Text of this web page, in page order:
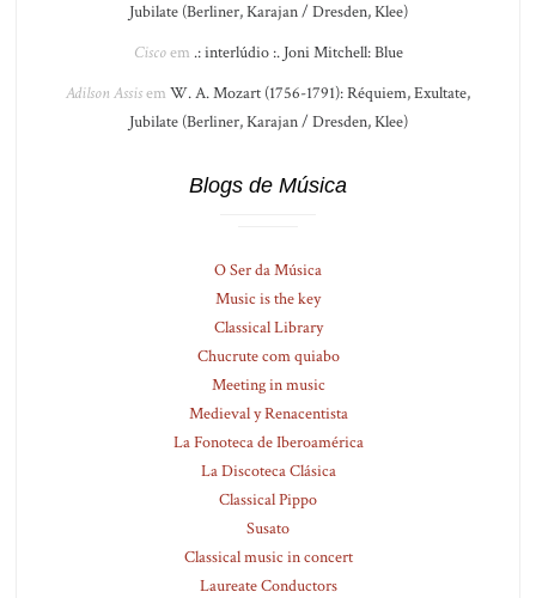
Jubilate (Berliner, Karajan / Dresden, Klee)
Ciscoem .: interlúdio :. Joni Mitchell: Blue
Adilson Assisem W. A. Mozart (1756-1791): Réquiem, Exultate,
Jubilate (Berliner, Karajan / Dresden, Klee)
Blogs de Música
O Ser da Música
Music is the key
Classical Library
Chucrute com quiabo
Meeting in music
Medieval y Renacentista
La Fonoteca de Iberoamérica
La Discoteca Clásica
Classical Pippo
Susato
Classical music in concert
Laureate Conductors